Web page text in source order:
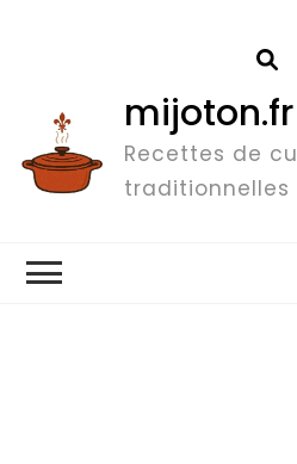
mijoton.fr
Recettes de
traditionnelles